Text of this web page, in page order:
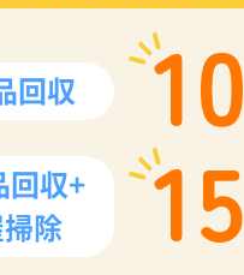
回収 10
回収+
除
15